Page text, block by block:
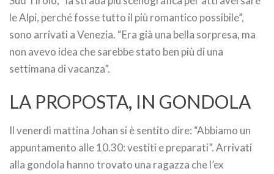
le Alpi, perché fosse tutto il più romantico possibile”,
sono arrivati a Venezia. “Era già una bella sorpresa, ma
non avevo idea che sarebbe stato ben più di una
settimana di vacanza”.
LA PROPOSTA, IN GONDOLA
Il venerdì mattina Johan si è sentito dire: “Abbiamo un
appuntamento alle 10.30: vestiti e preparati”. Arrivati
alla gondola hanno trovato una ragazza che l’ex